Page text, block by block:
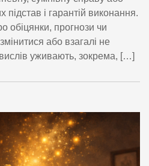
і гарантій виконання.
обіцянки, прогнози чи
або взагалі не
уживають, зокрема, […]